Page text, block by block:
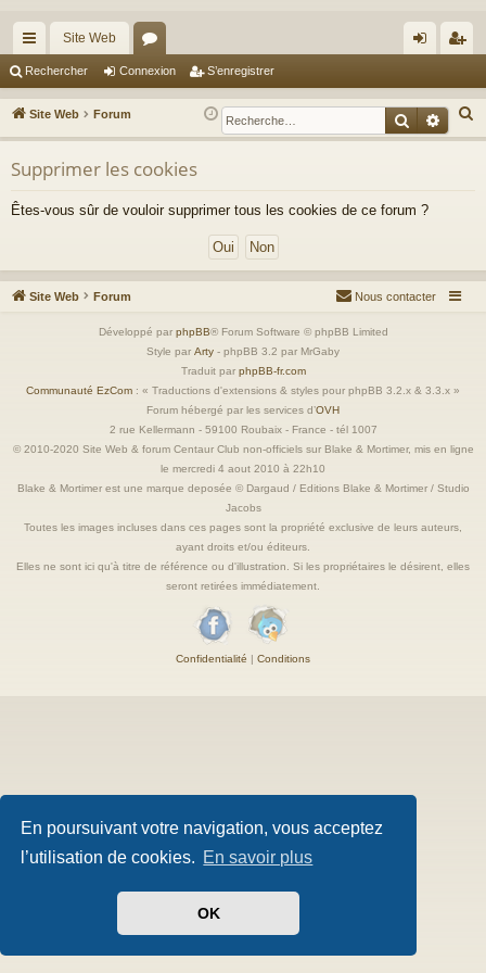
En poursuivant votre navigation, vous acceptez
l’utilisation de cookies. En savoir plus
OK
cc
ès
ra
pi
Site Web
or
u
m
s
ne
xi
nr
eg
Rechercher Connexion S’enregistrer
Site Web Forum
e
h
Supprimer les cookies
Êtes-vous sûr de vouloir supprimer tous les cookies de ce forum ?
Site Web Forum Nous contacter
Développé par phpBB® Forum Software © phpBB Limited
Style par Arty - phpBB 3.2 par MrGaby
Traduit par phpBB-fr.com
Communauté EzCom : « Traductions d'extensions & styles pour phpBB 3.2.x & 3.3.x »
Forum hébergé par les services d’OVH
2 rue Kellermann - 59100 Roubaix - France - tél 1007
© 2010-2020 Site Web & forum Centaur Club non-officiels sur Blake & Mortimer, mis en ligne
le mercredi 4 aout 2010 à 22h10
Blake & Mortimer est une marque deposée © Dargaud / Editions Blake & Mortimer / Studio
Jacobs
Toutes les images incluses dans ces pages sont la propriété exclusive de leurs auteurs,
ayant droits et/ou éditeurs.
Elles ne sont ici qu'à titre de référence ou d'illustration. Si les propriétaires le désirent, elles
seront retirées immédiatement.
Confidentialité | Conditions